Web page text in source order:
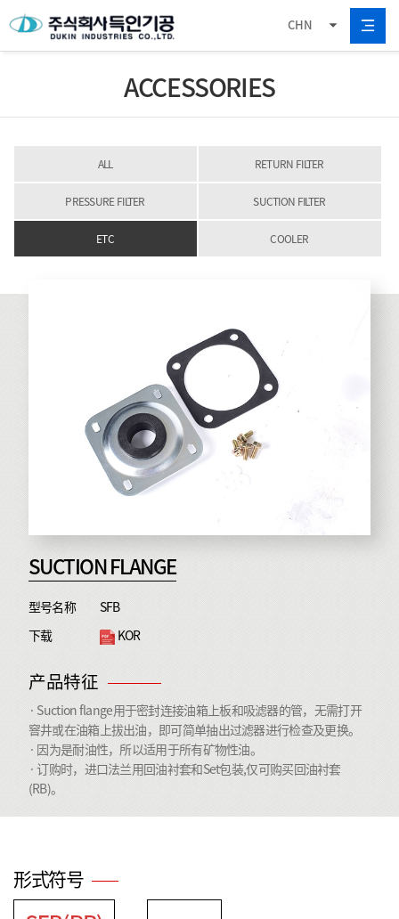
CHN
ACCESSORIES
ALL RETURN FILTER
PRESSURE FILTER SUCTION FILTER
ETC COOLER
SUCTION FLANGE
型号名称
SFB
下载
KOR
产品特征
· Suction flange用于密封连接油箱上板和吸滤器的管，无需打开
窨井或在油箱上拔出油，即可简单抽出过滤器进行检查及更换。
· 因为是耐油性，所以适用于所有矿物性油。
· 订购时，进口法兰用回油衬套和Set包装,仅可购买回油衬套
(RB)。
形式符号